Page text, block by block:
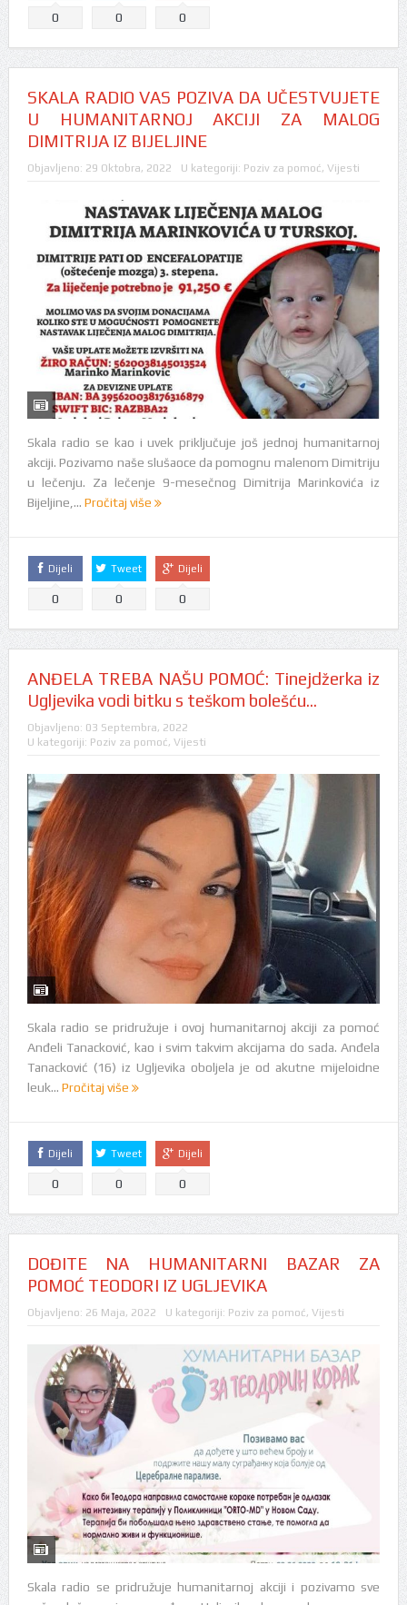
0 0 0
SKALA RADIO VAS POZIVA DA UČESTVUJETE
U HUMANITARNOJ AKCIJI ZA MALOG
DIMITRIJA IZ BIJELJINE
Objavljeno: 29 Oktobra, 2022 U kategoriji: Poziv za pomoć, Vijesti
Skala radio se kao i uvek priključuje još jednoj humanitarnoj
akciji. Pozivamo naše slušaoce da pomognu malenom Dimitriju
u lečenju. Za lečenje 9-mesečnog Dimitrija Marinkovića iz
Bijeljine,... Pročitaj više
Dijeli
0
Tweet
0
Dijeli
0
ANĐELA TREBA NAŠU POMOĆ: Tinejdžerka iz
Ugljevika vodi bitku s teškom bolešću…
Objavljeno: 03 Septembra, 2022
U kategoriji: Poziv za pomoć, Vijesti
Skala radio se pridružuje i ovoj humanitarnoj akciji za pomoć
Anđeli Tanacković, kao i svim takvim akcijama do sada. Anđela
Tanacković (16) iz Ugljevika oboljela je od akutne mijeloidne
leuk... Pročitaj više
Dijeli
0
Tweet
0
Dijeli
0
DOĐITE NA HUMANITARNI BAZAR ZA
POMOĆ TEODORI IZ UGLJEVIKA
Objavljeno: 26 Maja, 2022 U kategoriji: Poziv za pomoć, Vijesti
Skala radio se pridružuje humanitarnoj akciji i pozivamo sve